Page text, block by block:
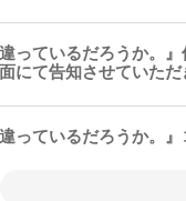
っているだろうか。
にて告知させていた
っているだろうか。